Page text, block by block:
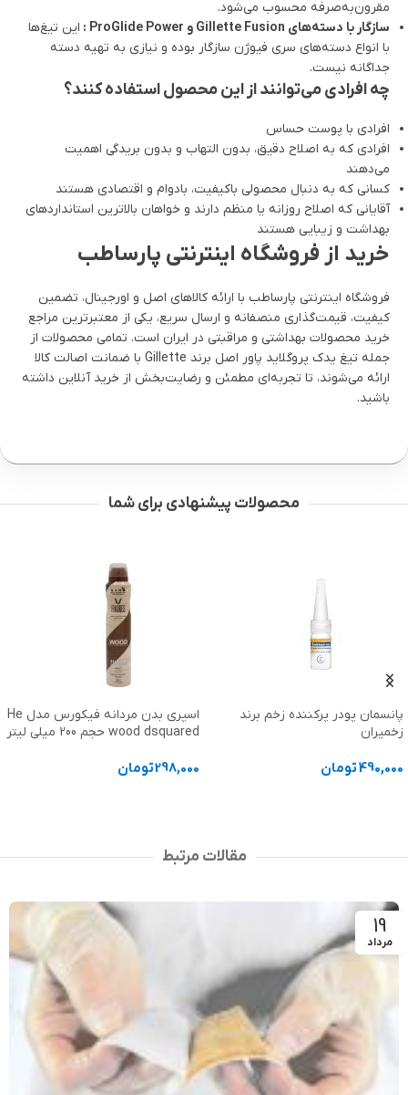
مقرون‌به‌صرفه محسوب می‌شود.
سازگار با دسته‌های Gillette Fusion و ProGlide Power :
این تیغ‌ها
با انواع دسته‌های سری فیوژن سازگار بوده و نیازی به تهیه دسته
جداگانه نیست.
چه افرادی می‌توانند از این محصول استفاده کنند؟
افرادی با پوست حساس
افرادی که به اصلاح دقیق، بدون التهاب و بدون بریدگی اهمیت
می‌دهند
کسانی که به دنبال محصولی باکیفیت، بادوام و اقتصادی هستند
آقایانی که اصلاح روزانه یا منظم دارند و خواهان بالاترین استانداردهای
بهداشت و زیبایی هستند
خرید از فروشگاه اینترنتی پارساطب
فروشگاه اینترنتی پارساطب با ارائه کالاهای اصل و اورجینال، تضمین
کیفیت، قیمت‌گذاری منصفانه و ارسال سریع، یکی از معتبرترین مراجع
خرید محصولات بهداشتی و مراقبتی در ایران است. تمامی محصولات از
جمله تیغ یدک پروگلاید پاور اصل برند Gillette با ضمانت اصالت کالا
ارائه می‌شوند، تا تجربه‌ای مطمئن و رضایت‌بخش از خرید آنلاین داشته
باشید.
محصولات پیشنهادی برای شما
پانسمان پودر پرکننده زخم برند
زخمیران
490,000تومان
اسپری بدن مردانه فیکورس مدل He
wood dsquared حجم 200 میلی لیتر
298,000تومان
مقالات مرتبط
19
مرداد